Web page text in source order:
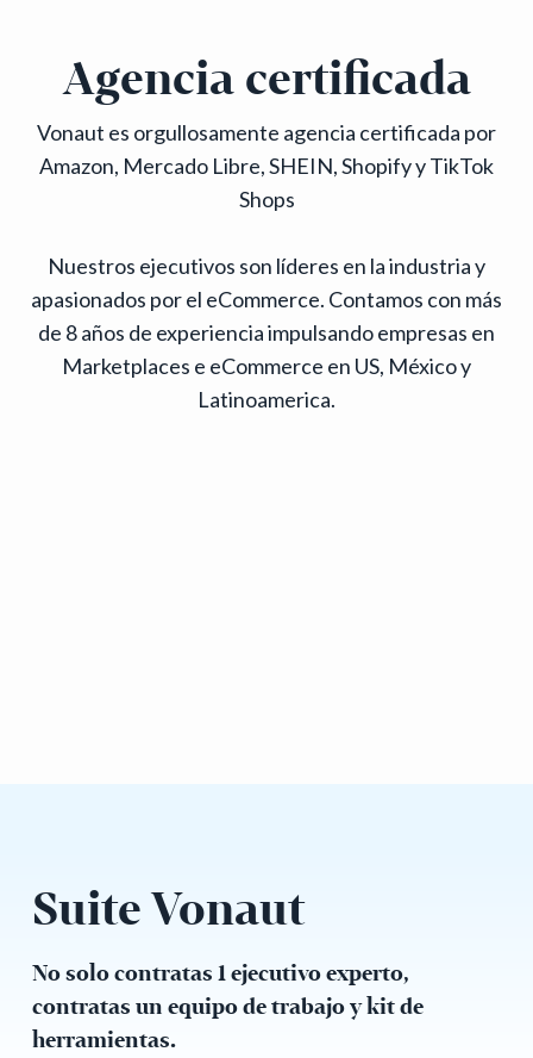
Agencia certificada
Vonaut es orgullosamente agencia certificada por
Amazon, Mercado Libre, SHEIN, Shopify y TikTok
Shops
Nuestros ejecutivos son líderes en la industria y
apasionados por el eCommerce. Contamos con más
de 8 años de experiencia impulsando empresas en
Marketplaces e eCommerce en US, México y
Latinoamerica.
Suite Vonaut
No solo contratas 1 ejecutivo experto,
contratas un equipo de trabajo y kit de
herramientas.